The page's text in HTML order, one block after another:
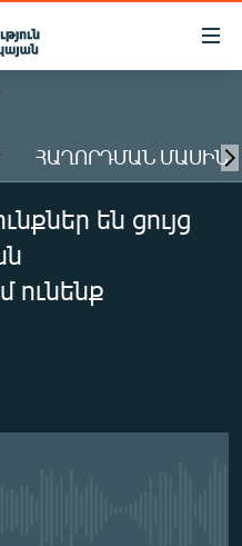
ՀԱՂՈՐԴՄԱՆ ՄԱՍԻՆ
են ցույց
ունենք